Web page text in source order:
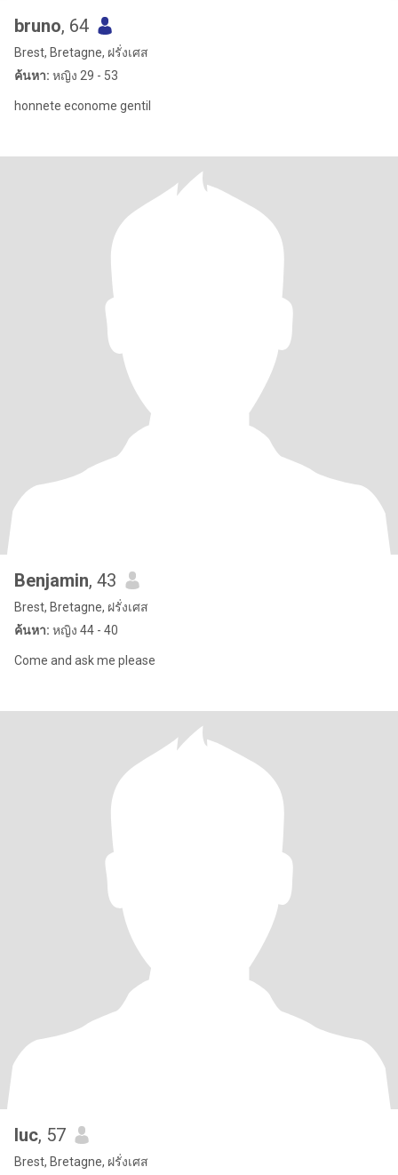
bruno, 64
Brest, Bretagne, ฝรั่งเศส
ค้นหา: หญิง 29 - 53
honnete econome gentil
Benjamin, 43
Brest, Bretagne, ฝรั่งเศส
ค้นหา: หญิง 44 - 40
Come and ask me please
luc, 57
Brest, Bretagne, ฝรั่งเศส